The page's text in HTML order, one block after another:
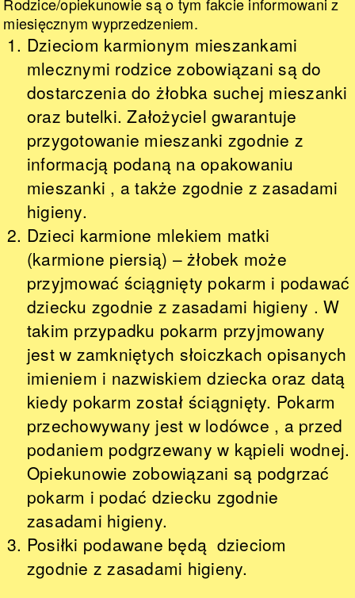
miesięcznym wyprzedzeniem.
Dzieciom karmionym mieszankami
mlecznymi rodzice zobowiązani są do
dostarczenia do żłobka suchej mieszanki
oraz butelki. Założyciel gwarantuje
przygotowanie mieszanki zgodnie z
informacją podaną na opakowaniu
mieszanki , a także zgodnie z zasadami
higieny.
Dzieci karmione mlekiem matki
(karmione piersią) – żłobek może
przyjmować ściągnięty pokarm i podawać
dziecku zgodnie z zasadami higieny . W
takim przypadku pokarm przyjmowany
jest w zamkniętych słoiczkach opisanych
imieniem i nazwiskiem dziecka oraz datą
kiedy pokarm został ściągnięty. Pokarm
przechowywany jest w lodówce , a przed
podaniem podgrzewany w kąpieli wodnej.
Opiekunowie zobowiązani są podgrzać
pokarm i podać dziecku zgodnie
zasadami higieny.
Posiłki podawane będą dzieciom
zgodnie z zasadami higieny.